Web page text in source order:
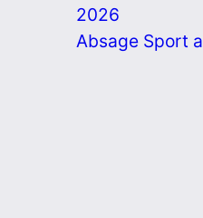
2026
Absage Sport